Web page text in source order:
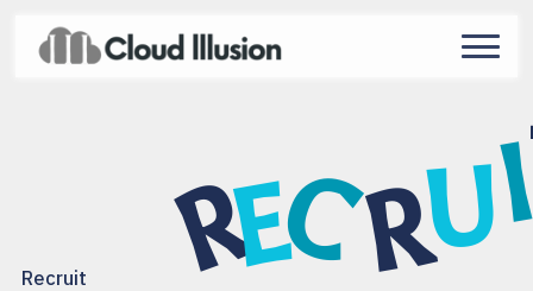
Recruit R
ECRU